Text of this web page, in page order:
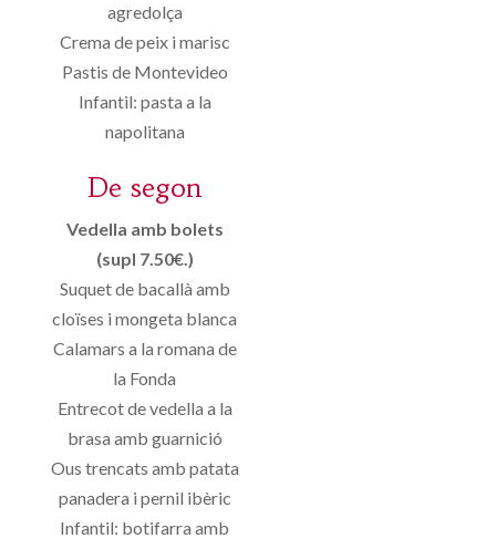
agredolça
Crema de peix i marisc
Pastis de Montevideo
Infantil: pasta a la
napolitana
De segon
Vedella amb bolets
(supl 7.50€.)
Suquet de bacallà amb
cloïses i mongeta blanca
Calamars a la romana de
la Fonda
Entrecot de vedella a la
brasa amb guarnició
Ous trencats amb patata
panadera i pernil ibèric
Infantil: botifarra amb